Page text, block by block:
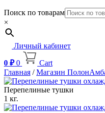
Поиск по товарам
×
Личный кабинет
0 ₽ 0
Cart
Главная /Магазин
Перепелиные тушки
1 кг.